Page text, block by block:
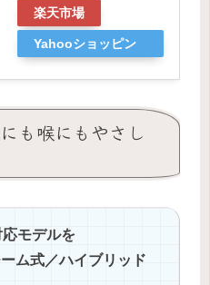
楽天市場
Yahooショッピン
も喉にもやさし
モデルを
ム式／ハイブリッド